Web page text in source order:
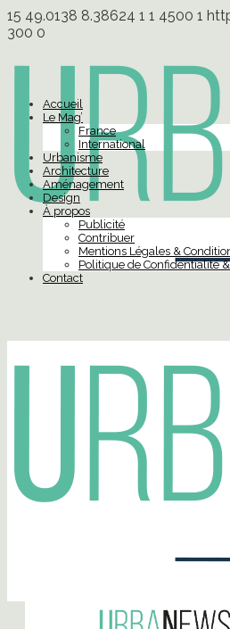
15 49.0138 8.38624 1 1 4500 1
300 0
Accueil
Le Mag’
France
International
Urbanisme
Architecture
Aménagement
Design
À propos
Publicité
Contribuer
Mentions Légales &
Politique de Confidentialité
Contact